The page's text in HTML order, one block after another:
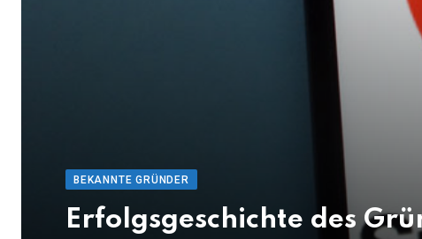
BEKANNTE GRÜNDER
Erfolgsgeschichte des